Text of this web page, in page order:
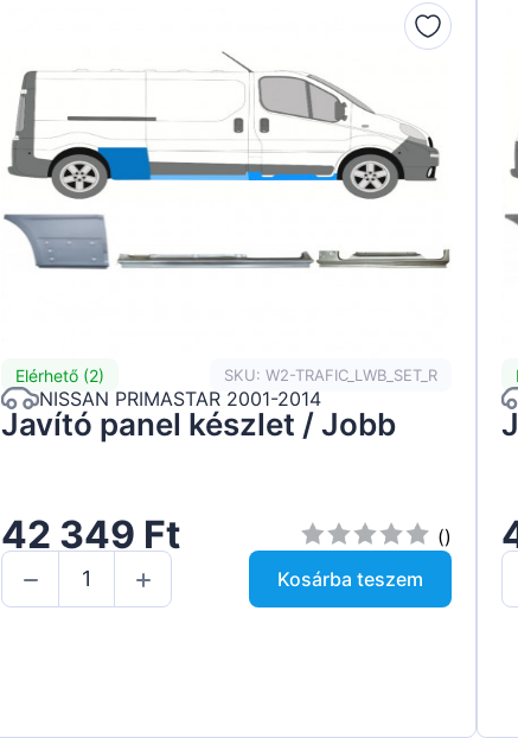
Elérhető (2) SKU: W2-TRAFIC_LWB_SET_R
NISSAN PRIMASTAR 2001-2014
Javító panel készlet / Jobb
42 349 Ft
()
Kosárba teszem